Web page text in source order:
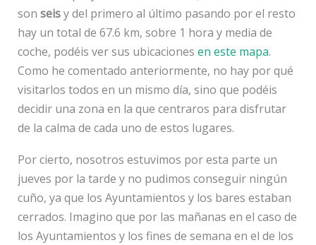
son seisy del primero al último pasando por el resto
hay un total de 67.6 km, sobre 1 hora y media de
coche, podéis ver sus ubicaciones en este mapa.
Como he comentado anteriormente, no hay por qué
visitarlos todos en un mismo día, sino que podéis
decidir una zona en la que centraros para disfrutar
de la calma de cada uno de estos lugares.
Por cierto, nosotros estuvimos por esta parte un
jueves por la tarde y no pudimos conseguir ningún
cuño, ya que los Ayuntamientos y los bares estaban
cerrados. Imagino que por las mañanas en el caso de
los Ayuntamientos y los fines de semana en el de los